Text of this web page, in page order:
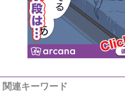
関連キーワード